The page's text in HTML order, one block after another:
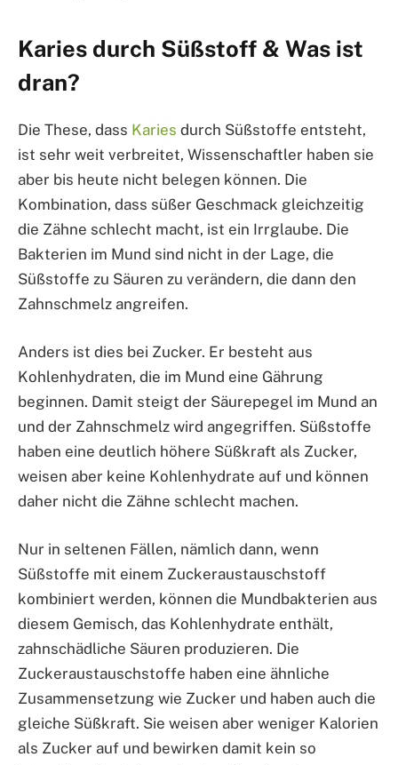
Karies durch Süßstoff & Was ist
dran?
Die These, dass Karies durch Süßstoffe entsteht,
ist sehr weit verbreitet, Wissenschaftler haben sie
aber bis heute nicht belegen können. Die
Kombination, dass süßer Geschmack gleichzeitig
die Zähne schlecht macht, ist ein Irrglaube. Die
Bakterien im Mund sind nicht in der Lage, die
Süßstoffe zu Säuren zu verändern, die dann den
Zahnschmelz angreifen.
Anders ist dies bei Zucker. Er besteht aus
Kohlenhydraten, die im Mund eine Gährung
beginnen. Damit steigt der Säurepegel im Mund an
und der Zahnschmelz wird angegriffen. Süßstoffe
haben eine deutlich höhere Süßkraft als Zucker,
weisen aber keine Kohlenhydrate auf und können
daher nicht die Zähne schlecht machen.
Nur in seltenen Fällen, nämlich dann, wenn
Süßstoffe mit einem Zuckeraustauschstoff
kombiniert werden, können die Mundbakterien aus
diesem Gemisch, das Kohlenhydrate enthält,
zahnschädliche Säuren produzieren. Die
Zuckeraustauschstoffe haben eine ähnliche
Zusammensetzung wie Zucker und haben auch die
gleiche Süßkraft. Sie weisen aber weniger Kalorien
als Zucker auf und bewirken damit kein so